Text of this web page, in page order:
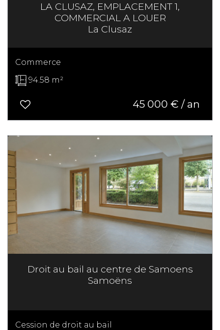
LA CLUSAZ, EMPLACEMENT 1,
COMMERCIAL A LOUER
La Clusaz
Commerce
94.58 m²
45 000 € / an
Droit au bail au centre de Samoens
Samoëns
Cession de droit au bail